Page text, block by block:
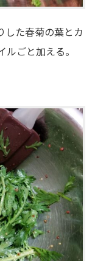
した春菊の葉とカ
ごと加える。